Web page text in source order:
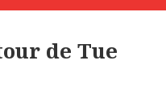
de Tue